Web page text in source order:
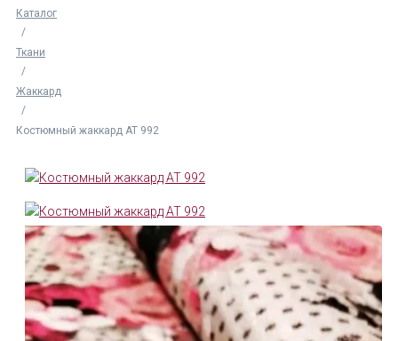
Каталог
/
Ткани
/
Жаккард
/
Костюмный жаккард АТ 992